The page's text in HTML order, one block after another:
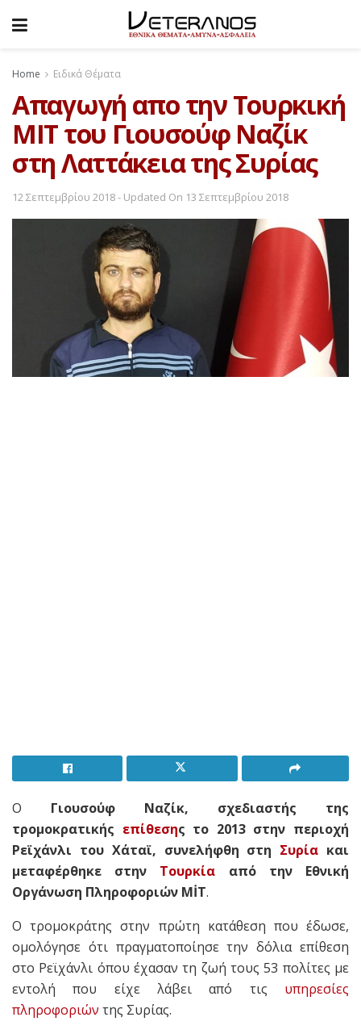
Home Ειδικά Θέματα
Απαγωγή απο την Τουρκική
ΜΙΤ του Γιουσούφ Ναζίκ
στη Λαττάκεια της Συρίας
12 Σεπτεμβρίου 2018 - Updated On 13 Σεπτεμβρίου 2018
Ο Γιουσούφ Ναζίκ, σχεδιαστής της
τρομοκρατικής επίθεσης το 2013 στην περιοχή
Ρεϊχάνλι του Χάταϊ, συνελήφθη στη Συρία και
μεταφέρθηκε στην Τουρκία από την Εθνική
Οργάνωση Πληροφοριών MİT.
Ο τρομοκράτης στην πρώτη κατάθεση που έδωσε,
ομολόγησε ότι πραγματοποίησε την δόλια επίθεση
στο Ρεϊχάνλι όπου έχασαν τη ζωή τους 53 πολίτες με
εντολή που είχε λάβει από τις υπηρεσίες
πληροφοριών της Συρίας.